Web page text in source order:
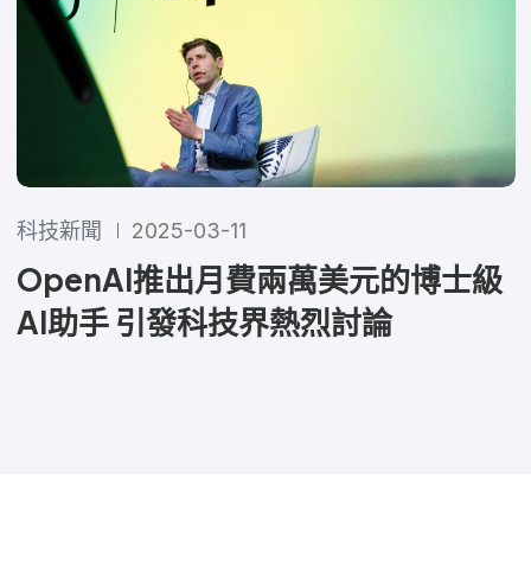
科技新聞 2025-03-11
OpenAI推出月費兩萬美元的博士級
AI助手 引發科技界熱烈討論